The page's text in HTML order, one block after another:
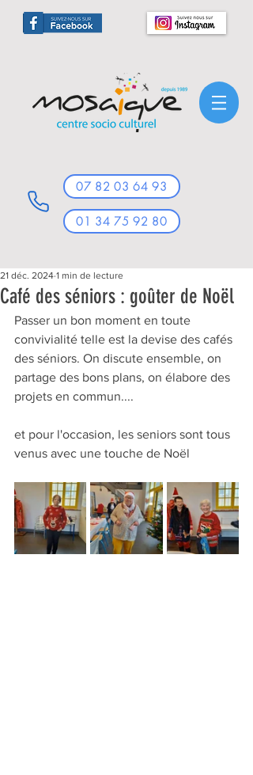
07 82 03 64 93
01 34 75 92 80
Café des séniors : goûter de Noël
21 déc. 2024 1 min de lecture
Passer un bon moment en toute
convivialité telle est la devise des cafés
des séniors. On discute ensemble, on
partage des bons plans, on élabore des
projets en commun....
et pour l'occasion, les seniors sont tous
venus avec une touche de Noël